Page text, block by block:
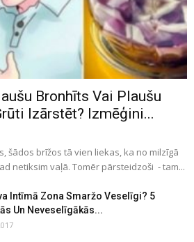
Bronhīts Vai Plaušu
Izārstēt? Izmēģini...
šādos brīžos tā vien liekas, ka no milzīgā
netiksim vaļā. Tomēr pārsteidzoši - tam...
Intīmā Zona Smaržo Veselīgi? 5
Un Neveselīgākās...